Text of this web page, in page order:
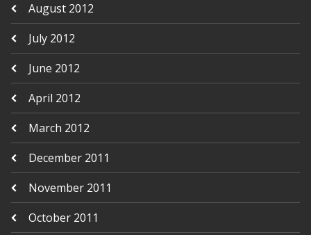
August 2012
July 2012
June 2012
April 2012
March 2012
December 2011
November 2011
October 2011